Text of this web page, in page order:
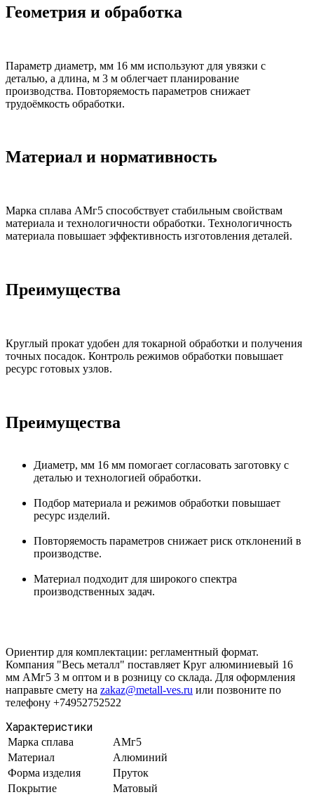
Геометрия и обработка
Параметр диаметр, мм 16 мм используют для увязки с
деталью, а длина, м 3 м облегчает планирование
производства. Повторяемость параметров снижает
трудоёмкость обработки.
Материал и нормативность
Марка сплава АМг5 способствует стабильным свойствам
материала и технологичности обработки. Технологичность
материала повышает эффективность изготовления деталей.
Преимущества
Круглый прокат удобен для токарной обработки и получения
точных посадок. Контроль режимов обработки повышает
ресурс готовых узлов.
Преимущества
Диаметр, мм 16 мм помогает согласовать заготовку с
деталью и технологией обработки.
Подбор материала и режимов обработки повышает
ресурс изделий.
Повторяемость параметров снижает риск отклонений в
производстве.
Материал подходит для широкого спектра
производственных задач.
Ориентир для комплектации: регламентный формат.
Компания "Весь металл" поставляет Круг алюминиевый 16
мм АМг5 3 м оптом и в розницу со склада. Для оформления
направьте смету на zakaz@metall-ves.ru или позвоните по
телефону +74952752522
Характеристики
Марка сплава
АМг5
Материал
Алюминий
Форма изделия
Пруток
Покрытие
Матовый